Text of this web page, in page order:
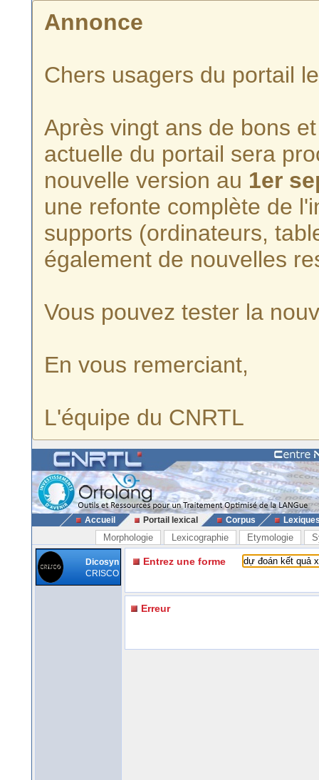
Annonce
Chers usagers du portail
Après vingt ans de bons
actuelle du portail sera
nouvelle version au 1er
une refonte complète de
supports (ordinateurs,
également de nouvelles
Vous pouvez tester la
En vous remerciant,
L'équipe du CNRTL
Accueil Portail lexical Corpus
Morphologie Lexicographie Etymologie
Dicosyn
CRISCO
Entrez une forme
Erreur